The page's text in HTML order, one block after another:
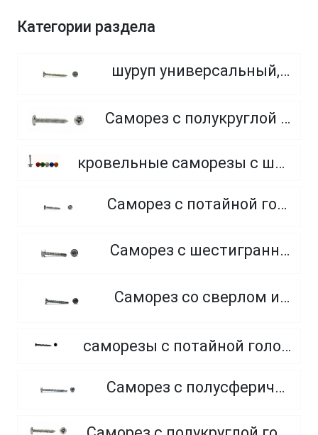
Категории раздела
шуруп универсальный, потайная головка, PZ
Саморез с полукруглой головкой с острым концом
кровельные саморезы с шайбой и резиновой прокладкой EPDM, окрашенные по каталогу RAL (Тайвань)
Саморез с потайной головкой и острым концом
Саморез с шестигранной головкой и сверлом
Саморез со сверлом и потайной головкой
саморезы с потайной головкой по гипсокартону редкий шаг резьбы, фосфатированные
Саморез с полусферической головкой и сверлом